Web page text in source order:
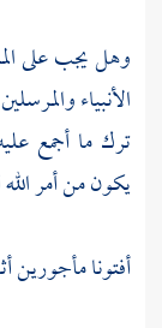
وهل يجب على
الأنبياء
ترك ما أجمع
يكون من أمر
أفتونا مأجورين